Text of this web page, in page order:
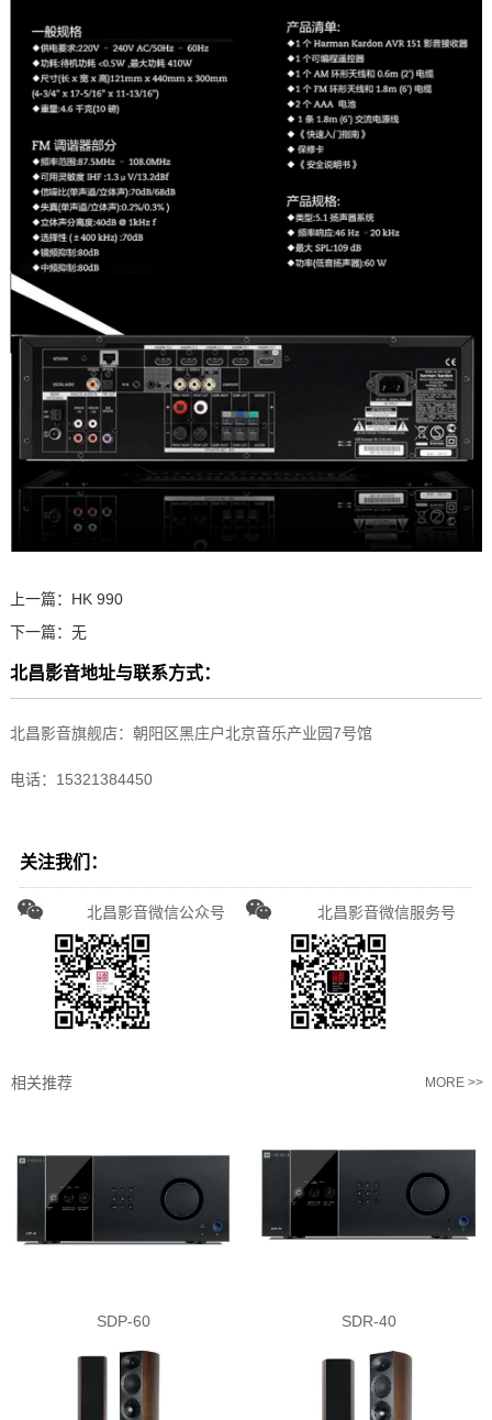
上一篇： HK 990
下一篇： 无
北昌影音地址与联系方式：
北昌影音旗舰店：朝阳区黑庄户北京音乐产业园7号馆
电话：15321384450
关注我们：
北昌影音微信公众号 北昌影音微信服务号
相关推荐 MORE >>
SDP-60 SDR-40